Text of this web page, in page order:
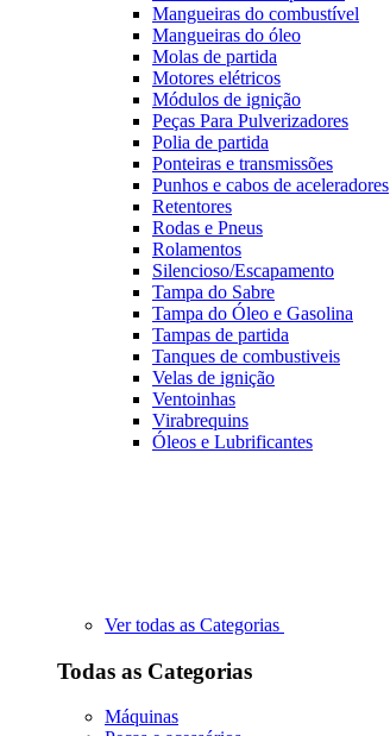
Mangueiras do combustível
Mangueiras do óleo
Molas de partida
Motores elétricos
Módulos de ignição
Peças Para Pulverizadores
Polia de partida
Ponteiras e transmissões
Punhos e cabos de aceleradores
Retentores
Rodas e Pneus
Rolamentos
Silencioso/Escapamento
Tampa do Sabre
Tampa do Óleo e Gasolina
Tampas de partida
Tanques de combustiveis
Velas de ignição
Ventoinhas
Virabrequins
Óleos e Lubrificantes
Ver todas as Categorias
Todas as Categorias
Máquinas